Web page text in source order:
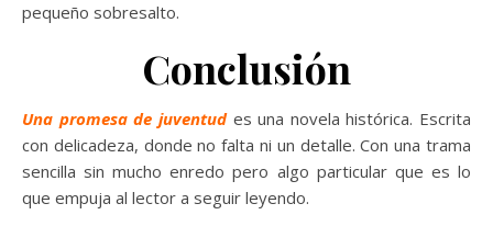
pequeño sobresalto.
Conclusión
Una promesa de juventud es una novela histórica. Escrita
con delicadeza, donde no falta ni un detalle. Con una trama
sencilla sin mucho enredo pero algo particular que es lo
que empuja al lector a seguir leyendo.